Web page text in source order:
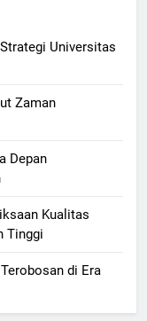
Universitas
Zaman
Depan
Kualitas
Tinggi
di Era